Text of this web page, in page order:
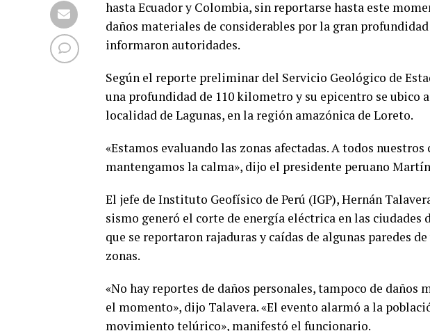
hasta Ecuador y Colombia, sin reportarse hasta este
daños materiales de considerables por la gran
informaron autoridades.
Según el reporte preliminar del Servicio Geológico de
una profundidad de 110 kilometro y su epicentro se ubico
localidad de Lagunas, en la región amazónica de Loreto.
«Estamos evaluando las zonas afectadas. A todos
mantengamos la calma», dijo el presidente peruano
El jefe de Instituto Geofísico de Perú (IGP), Hernán
sismo generó el corte de energía eléctrica en las
que se reportaron rajaduras y caídas de algunas paredes
zonas.
«No hay reportes de daños personales, tampoco de daños
el momento», dijo Talavera. «El evento alarmó a la
movimiento telúrico», manifestó el funcionario.